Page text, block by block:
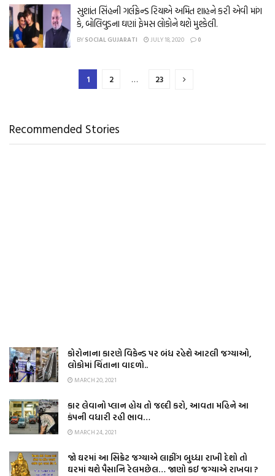
સુશાંત સિંહની ગર્લફ્રેન્ડ રિયાએ અમિત શાહને કરી એવી માંગ
કે, બોલિવુડના ઘણાં ફેમસ લોકોને થશે મુશ્કેલી.
BY SOCIAL GUJARATI JULY 18, 2020 0
1 2 … 23
Recommended Stories
કોરોનાના કારણે વિકેન્ડ પર બંધ રહેશે આટલી જગ્યાઓ,
લોકોમાં ચિંતાના વાદળો..
MARCH 20, 2021
કાર લેવાનો પ્લાન હોય તો જલ્દી કરો, આવતા મહિને આ
કંપની વધારી રહી ભાવ…
MARCH 24, 2021
જો ઘરમાં આ સિક્રેટ જગ્યાએ લાફીંગ બુધ્ધા રાખી દેશો તો
ઘરમાં થશે પૈસાનિ રેલમછેલ… જાણો કઈ જગ્યાએ રાખવા ?